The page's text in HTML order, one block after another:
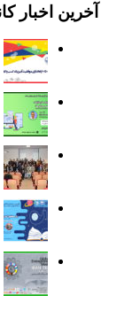
آخرین اخبار